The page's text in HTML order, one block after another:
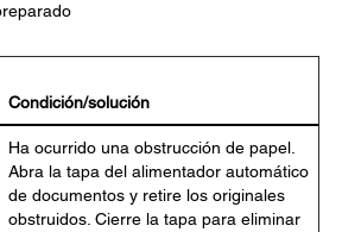
Condición/solución
Ha ocurrido una obstrucción de papel.
Abra la tapa del alimentador automático
de documentos y retire los originales
obstruidos. Cierre la tapa para eliminar